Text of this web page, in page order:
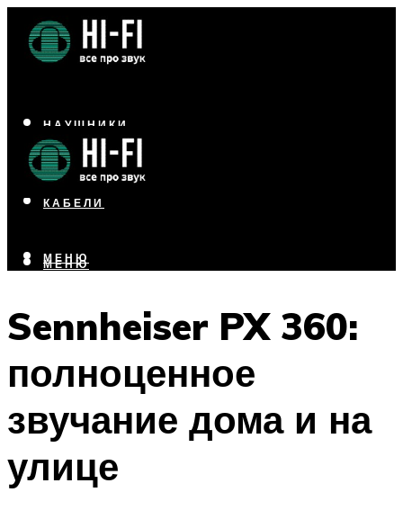
НАУШНИКИ
АКУСТИКА
УСИЛИТЕЛИ
КАБЕЛИ
МЕНЮ
МЕНЮ
Sennheiser PX 360:
полноценное
звучание дома и на
улице